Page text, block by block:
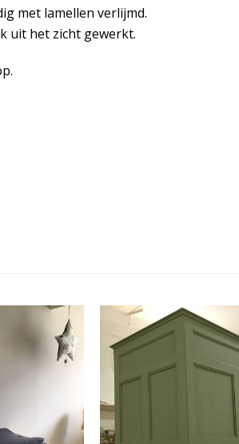
met lamellen verlijmd.
uit het zicht gewerkt.